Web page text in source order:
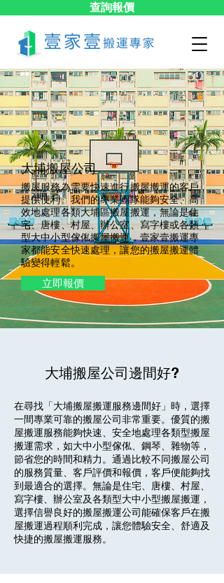
查詢報價
大埔搬屋公司
搬屋服務為需要快速進行搬屋搬運的客戶
提供便利。我們的專業團隊能夠安全、高
效地處理各類大埔區搬屋搬運，無論是住
宅、唐樓、村屋、辦公室、寫字樓或各類
型大中小型傢俬搬屋搬運，壹家壹搬運專
家都能安全快速處理，讓您的搬屋搬運體
驗變得輕鬆。
立即報價
大埔搬屋公司邊間好?
在尋找「大埔搬屋搬運服務邊間好」時，選擇
一間專業可靠的搬屋公司非常重要。優質的搬
屋搬運服務能夠快速、安全地處理各類型搬屋
搬運需求，如大中小型傢俬、鋼琴、雜物等，
節省您的時間和精力。通過比較不同搬屋公司
的服務質量、客戶評價和報價，客戶便能夠找
到最適合的選擇。無論是住宅、唐樓、村屋、
寫字樓、辦公室及各類型大中小型搬屋搬運，
選擇信譽良好的搬屋搬運公司能確保客戶在搬
屋搬運過程順利完成，讓您體驗安全、舒適及
快捷的搬屋搬運服務。